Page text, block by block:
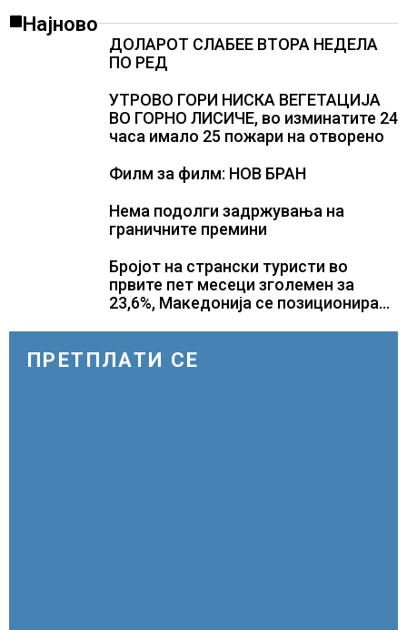
Најново
ДОЛАРОТ СЛАБЕЕ ВТОРА НЕДЕЛА
ПО РЕД
УТРОВО ГОРИ НИСКА ВЕГЕТАЦИЈА
ВО ГОРНО ЛИСИЧЕ, во изминатите 24
часа имало 25 пожари на отворено
Филм за филм: НОВ БРАН
Нема подолги задржувања на
граничните премини
Бројот на странски туристи во
првите пет месеци зголемен за
23,6%, Македонија се позиционира
ПРЕТПЛАТИ СЕ